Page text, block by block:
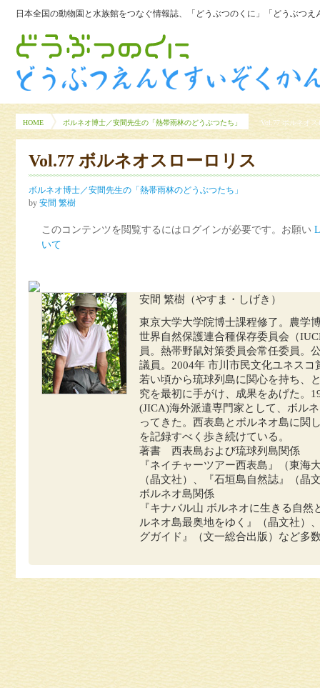
日本全国の動物園と水族館をつなぐ情報誌、「どうぶつのくに」「どうぶつえ
HOME ボルネオ博士／安間先生の「熱帯雨林のどうぶつたち」 Vol.77 ボルネオス
Vol.77 ボルネオスローロリス
ボルネオ博士／安間先生の「熱帯雨林のどうぶつたち」
by 安間 繁樹
このコンテンツを閲覧するにはログインが必要です。お願い
いて
安間 繁樹（やすま・しげき）
東京大学大学院博士課程修了。農学
世界自然保護連合種保存委員会（
員。熱帯野鼠対策委員会常任委員。
議員。2004年 市川市民文化ユネスコ
若い頃から琉球列島に関心を持ち、
究を最初に手がけ、成果をあげた。
(JICA)海外派遣専門家として、ボル
ってきた。西表島とボルネオ島に関
を記録すべく歩き続けている。
著書 西表島および琉球列島関係
『ネイチャーツアー西表島』（東海
（晶文社）、『石垣島自然誌』（晶
ボルネオ島関係
『キナバル山 ボルネオに生きる自
ルネオ島最奥地をゆく』（晶文社）
グガイド』（文一総合出版）など多